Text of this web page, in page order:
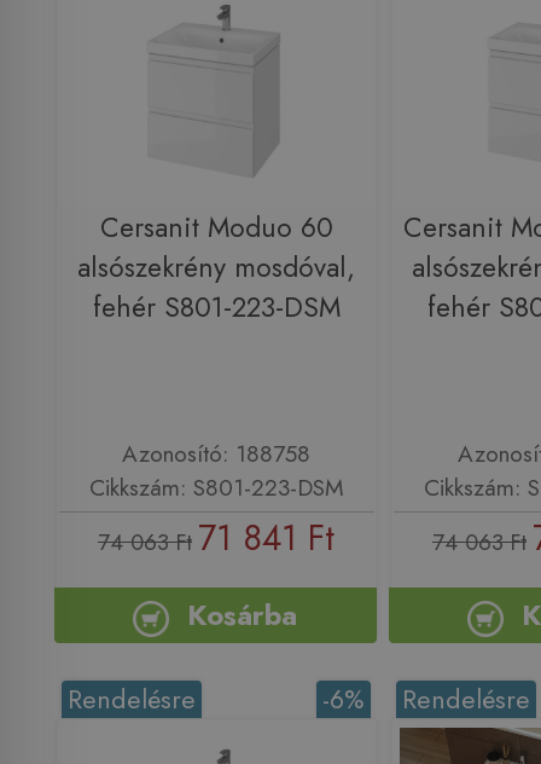
Cersanit Moduo 60
alsószekrény mosdóval,
fehér S801-223-DSM
Azonosító: 188758
Cikkszám: S801-223-DSM
74 063 Ft 71 841 Ft
Kosárba
Cersanit
fehér
Cikkszám:
74 063 Ft
-6%
Rendelésre Rendelésre